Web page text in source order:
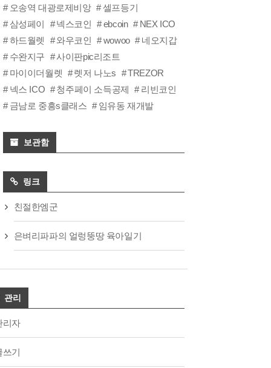
오송역 대광로제비앙
셀프등기
삼성페이
넥스코인 ebcoin
NEX ICO
하드월렛
와우코인 wowoo
네오지갑
수완지구
사이판pic리조트
마이이더월렛
렛저 나노s
TREZOR
넥스 ICO
청주페이 소득공제
리빈코인
금남로 중흥s클래스
임유동 재개발
보관함
링크
친절한엠군
은벼리파파의 얼렁뚱땅 육아일기
관리
리자
쓰기